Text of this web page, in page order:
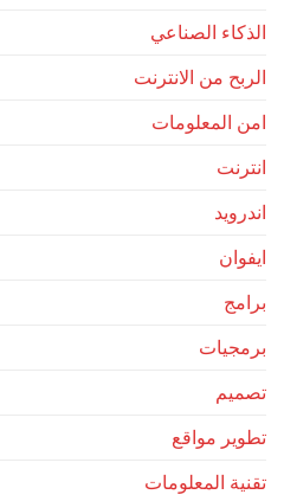
الذكاء الصناعي
الربح من الانترنت
امن المعلومات
انترنت
اندرويد
ايفوان
برامج
برمجيات
تصميم
تطوير مواقع
تقنية المعلومات